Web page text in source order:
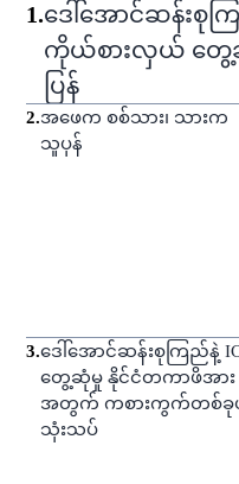
1.ဒေါ်အောင်ဆန်းစုက
ကိုယ်စားလှယ် တွေ့
ပြန်
2.အဖေက စစ်သား၊ သားက
သူပုန်
3.ဒေါ်အောင်ဆန်းစုကြည်နဲ့
တွေ့ဆုံမှု နိုင်ငံတကာဖိအား
အတွက် ကစားကွက်တစ်
သုံးသပ်